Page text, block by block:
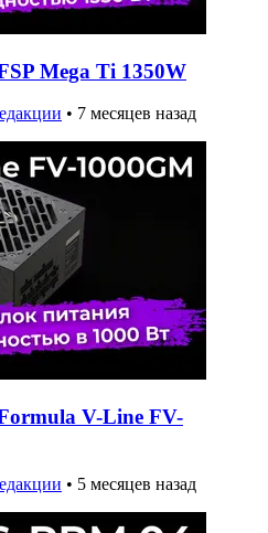
Mega Ti 1350W
• 7 месяцев назад
V-Line FV-
• 5 месяцев назад